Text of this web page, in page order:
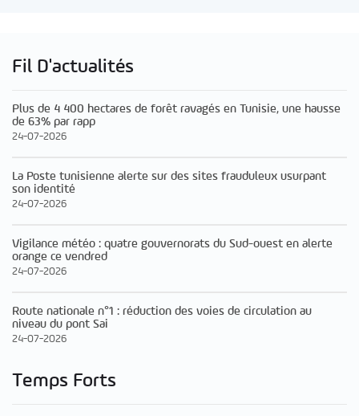
Fil D'actualités
Plus de 4 400 hectares de forêt ravagés en Tunisie, une hausse
de 63% par rapp
24-07-2026
La Poste tunisienne alerte sur des sites frauduleux usurpant
son identité
24-07-2026
Vigilance météo : quatre gouvernorats du Sud-ouest en alerte
orange ce vendred
24-07-2026
Route nationale n°1 : réduction des voies de circulation au
niveau du pont Sai
24-07-2026
Temps Forts